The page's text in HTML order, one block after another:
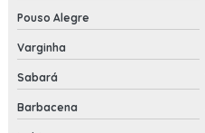
Pouso Alegre
Varginha
Sabará
Barbacena